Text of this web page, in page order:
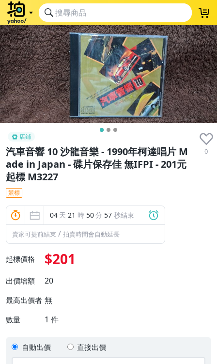
店鋪
汽車音響 10 沙龍音樂 - 1990年柯達唱片 M
ade in Japan - 碟片保存佳 無IFPI - 201元
起標 M3227
0
競標
04 天 21 時 50分 57 秒結束
賣家可提前結束 / 拍賣時間會自動延長
起標價格 $201
出價增額 20
最高出價者 無
數量 1 件
自動出價 直接出價